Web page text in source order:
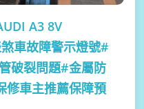
A3 8V
車故障警示燈號#
破裂問題#金屬防
修車主推薦保障預